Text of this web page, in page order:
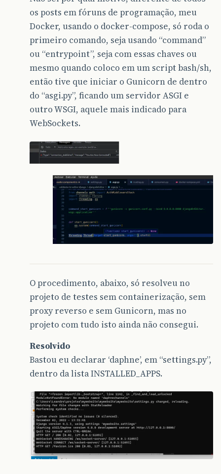
os posts em fóruns de programação, meu
Docker, usando o docker-compose, só roda o
primeiro comando, seja usando “command”
ou “entrypoint”, seja com essas chaves ou
mesmo quando coloco em um script bash/sh,
então tive que iniciar o Gunicorn de dentro
do “asgi.py”, ficando um servidor ASGI e
outro WSGI, aquele mais indicado para
WebSockets.
O procedimento, abaixo, só resolveu no
projeto de testes sem containerização, sem
proxy reverso e sem Gunicorn, mas no
projeto com tudo isto ainda não consegui.
Resolvido
Bastou eu declarar ‘daphne’, em “settings.py”,
dentro da lista INSTALLED_APPS.